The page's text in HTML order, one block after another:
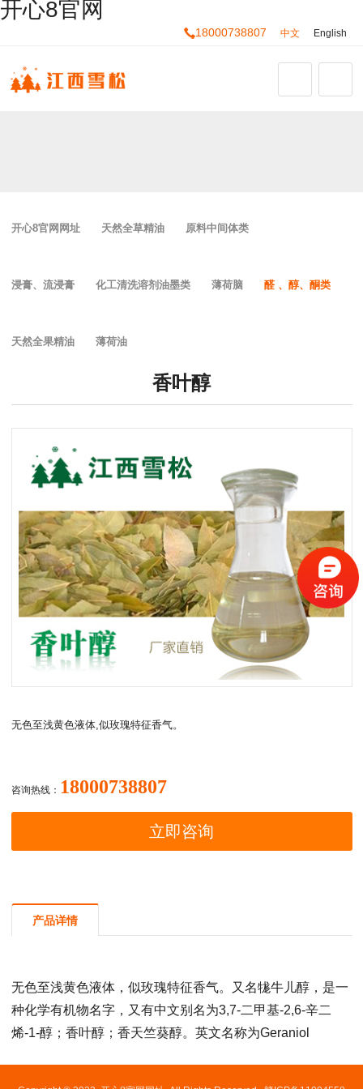
开心8官网
18000738807 中文 English
开心8官网网址 天然全草精油 原料中间体类
浸膏、流浸膏 化工清洗溶剂油墨类 薄荷脑 醛 、醇、酮类
天然全果精油 薄荷油
香叶醇
无色至浅黄色液体,似玫瑰特征香气。
咨询热线： 18000738807
立即咨询
产品详情
无色至浅黄色液体，似玫瑰特征香气。又名牻牛儿醇，是一
种化学有机物名字，又有中文别名为3,7-二甲基-2,6-辛二
烯-1-醇；香叶醇；香天竺葵醇。英文名称为Geraniol